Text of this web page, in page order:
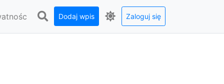
Dodaj wpis Zaloguj się